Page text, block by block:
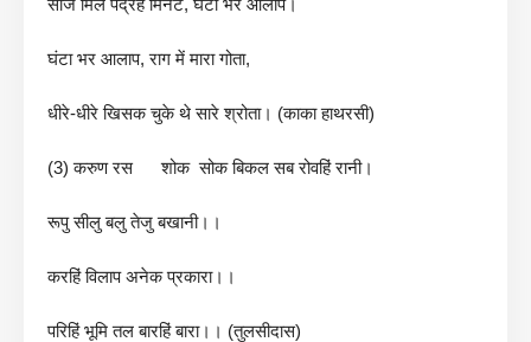
साज मिले पंद्रह मिनट, घंटा भर आलाप।
घंटा भर आलाप, राग में मारा गोता,
धीरे-धीरे खिसक चुके थे सारे श्रोता। (काका हाथरसी)
(3) करुण रस शोक सोक बिकल सब रोवहिं रानी।
रूपु सीलु बलु तेजु बखानी।।
करहिं विलाप अनेक प्रकारा।।
परिहिं भूमि तल बारहिं बारा।। (तुलसीदास)